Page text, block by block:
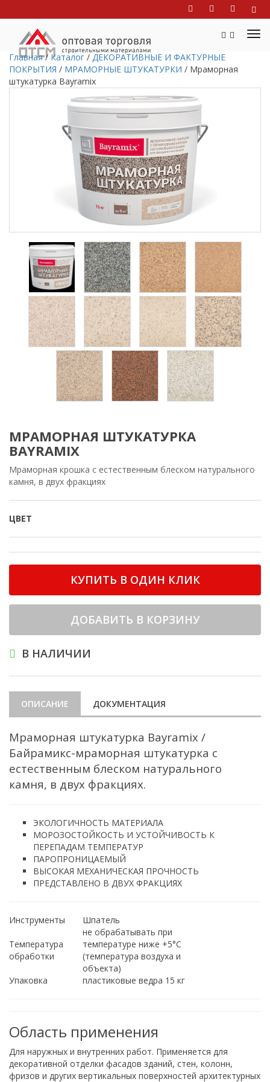
Главная /Каталог / ДЕКОРАТИВНЫЕ И ФАКТУРНЫЕ
ПОКРЫТИЯ / МРАМОРНЫЕ ШТУКАТУРКИ / Мраморная
штукатурка Bayramix
МРАМОРНАЯ ШТУКАТУРКА
BAYRAMIX
Мраморная крошка с естественным блеском натурального
камня, в двух фракциях
ЦВЕТ
КУПИТЬ В ОДИН КЛИК
ДОБАВИТЬ В КОРЗИНУ
В НАЛИЧИИ
ОПИСАНИЕ ДОКУМЕНТАЦИЯ
Мраморная штукатурка Bayramix /
Байрамикс-мраморная штукатурка с
естественным блеском натурального
камня, в двух фракциях.
ЭКОЛОГИЧНОСТЬ МАТЕРИАЛА
МОРОЗОСТОЙКОСТЬ И УСТОЙЧИВОСТЬ К
ПЕРЕПАДАМ ТЕМПЕРАТУР
ПАРОПРОНИЦАЕМЫЙ
ВЫСОКАЯ МЕХАНИЧЕСКАЯ ПРОЧНОСТЬ
ПРЕДСТАВЛЕНО В ДВУХ ФРАКЦИЯХ
Инструменты Шпатель
Температура
обработки
не обрабатывать при
температуре ниже +5°С
(температура воздуха и
объекта)
Упаковка
пластиковые ведра 15 кг
Область применения
Для наружных и внутренних работ. Применяется для
декоративной отделки фасадов зданий, стен, колонн,
фризов и других вертикальных поверхностей архитектурных